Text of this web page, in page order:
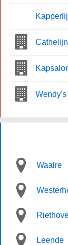
Wendy's
Waalre
Leende